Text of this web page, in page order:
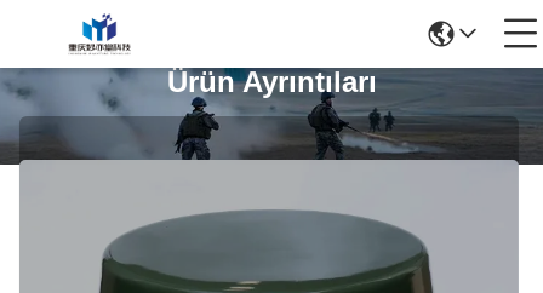
Ürün Ayrıntıları